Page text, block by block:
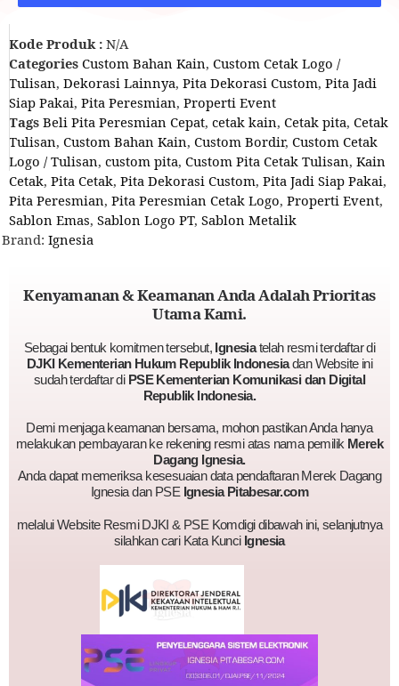
Kode Produk : N/A
Categories Custom Bahan Kain, Custom Cetak Logo /
Tulisan, Dekorasi Lainnya, Pita Dekorasi Custom, Pita Jadi
Siap Pakai, Pita Peresmian, Properti Event
Tags Beli Pita Peresmian Cepat, cetak kain, Cetak pita, Cetak
Tulisan, Custom Bahan Kain, Custom Bordir, Custom Cetak
Logo / Tulisan, custom pita, Custom Pita Cetak Tulisan, Kain
Cetak, Pita Cetak, Pita Dekorasi Custom, Pita Jadi Siap Pakai,
Pita Peresmian, Pita Peresmian Cetak Logo, Properti Event,
Sablon Emas, Sablon Logo PT, Sablon Metalik
Brand: Ignesia
Kenyamanan & Keamanan Anda Adalah Prioritas
Utama Kami.
Sebagai bentuk komitmen tersebut, Ignesiatelah resmi terdaftar di
DJKI Kementerian Hukum Republik Indonesiadan Website ini
sudah terdaftar di PSE Kementerian Komunikasi dan Digital
Republik Indonesia.
Demi menjaga keamanan bersama, mohon pastikan Anda hanya
melakukan pembayaran ke rekening resmi atas nama pemilik Merek
Dagang Ignesia.
Anda dapat memeriksa kesesuaian data pendaftaran Merek Dagang
Ignesia dan PSE Ignesia Pitabesar.com
melalui Website Resmi DJKI & PSE Komdigi dibawah ini, selanjutnya
silahkan cari Kata Kunci Ignesia